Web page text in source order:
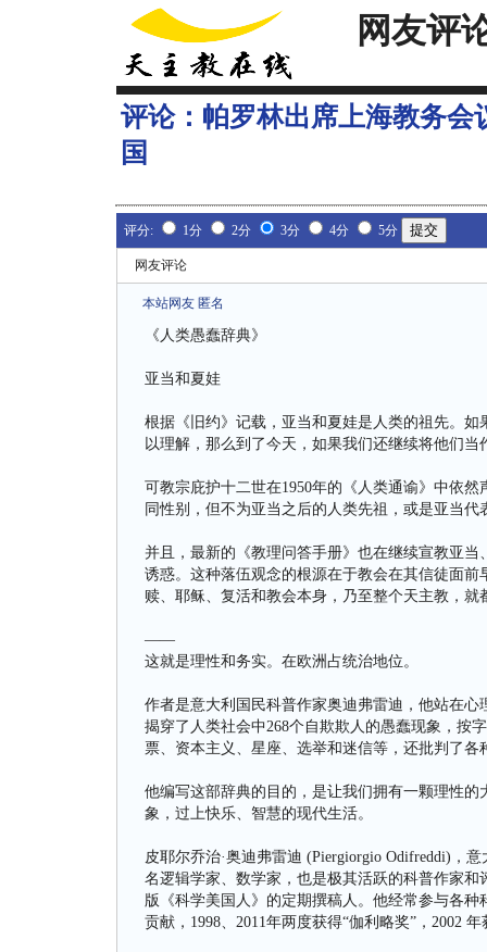
网友评
评论： 帕罗林出席上海教务会
国
评分: 1分 2分 3分 4分 5分
网友评论
本站网友 匿名
《人类愚蠢辞典》
亚当和夏娃
根据《旧约》记载，亚当和夏娃是人类的祖先。
以理解，那么到了今天，如果我们还继续将他们
可教宗庇护十二世在1950年的《人类通谕》中依
同性别，但不为亚当之后的人类先祖，或是亚当
并且，最新的《教理问答手册》也在继续宣教亚
诱惑。这种落伍观念的根源在于教会在其信徒面
赎、耶稣、复活和教会本身，乃至整个天主教，
——
这就是理性和务实。在欧洲占统治地位。
作者是意大利国民科普作家奥迪弗雷迪，他站在
揭穿了人类社会中268个自欺欺人的愚蠢现象，按
票、资本主义、星座、选举和迷信等，还批判了各
他编写这部辞典的目的，是让我们拥有一颗理性
象，过上快乐、智慧的现代生活。
皮耶尔乔治·奥迪弗雷迪 (Piergiorgio Odifreddi)，
名逻辑学家、数学家，也是极其活跃的科普作家
版《科学美国人》的定期撰稿人。他经常参与各
贡献，1998、2011年两度获得“伽利略奖”，2002